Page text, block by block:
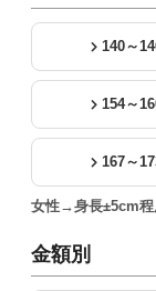
140～
154～
167～
女性→身長±5cm
金額別